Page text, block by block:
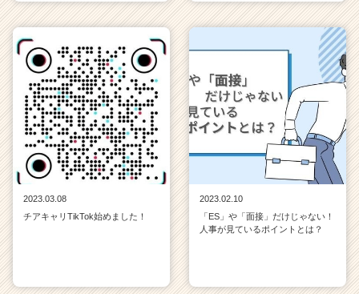
2023.03.08
チアキャリTikTok始めました！
2023.02.10
「ES」や「面接」だけじゃない！
人事が見ているポイントとは？